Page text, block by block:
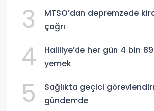
3
MTSO’dan depremzede
çağrı
4
Haliliye’de her gün 4 bin
yemek
5
Sağlıkta geçici
gündemde